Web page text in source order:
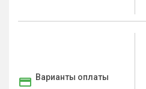
Варианты оплаты